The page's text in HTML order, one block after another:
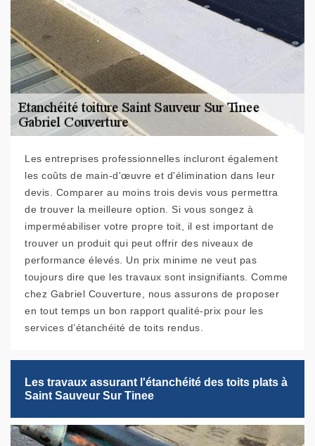
Les entreprises professionnelles incluront également
les coûts de main-d'œuvre et d'élimination dans leur
devis. Comparer au moins trois devis vous permettra
de trouver la meilleure option. Si vous songez à
imperméabiliser votre propre toit, il est important de
trouver un produit qui peut offrir des niveaux de
performance élevés. Un prix minime ne veut pas
toujours dire que les travaux sont insignifiants. Comme
chez Gabriel Couverture, nous assurons de proposer
en tout temps un bon rapport qualité-prix pour les
services d’étanchéité de toits rendus.
Les travaux assurant l'étanchéité des toits plats à
Saint Sauveur Sur Tinee